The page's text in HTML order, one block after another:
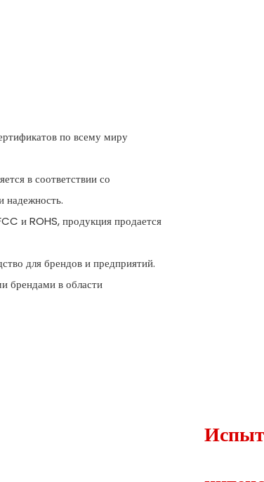
по всему миру
в соответствии со
надежность.
и ROHS, продукция продается
для брендов и предприятий.
брендами в области